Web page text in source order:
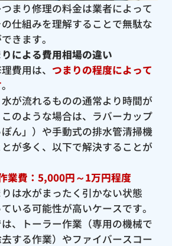
まり修理の料金は業者によって
仕組みを理解することで無駄な
きます。
による費用相場の違い
費用は、 つまりの程度によって
。
が流れるものの通常より時間が
のような場合は、ラバーカップ
ぽん」）や手動式の排水管清掃機
が多く、以下で解決することが
業費：5,000円～1万円程度
は水がまったく引かない状態
いる可能性が高いケースです。
、トーラー作業（専用の機械で
する作業）やファイバースコー